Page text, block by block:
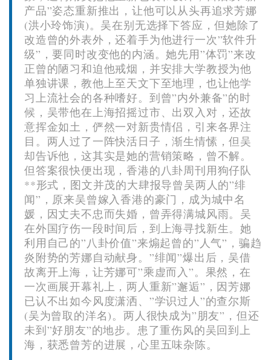
产品”姿态重新推出，让他可以从头再追求芳娜
(洪小玲饰演)。吴在别无选择下答应，但她除了
改造曾的外表外，还着手为他进行一次”软件升
级”，要同时改变他的内涵。她先用”体罚”来改
正曾的陋习和迫他戒烟，并安排大学教授为他
单独讲课，教他上至天文下至地理，也让他学
习上流社会的各种嗜好。到曾”内外兼备”的时
候，吴带他在上海招摇过市、出双入对，还故
意挥金如土，俨然一对新贵情侣，引来各界注
目。两人过了一阵快活日子，渐生情愫，但吴
却告诉他，这其实是她的营销策略，曾不解。
但答案很快便出现，香港的八卦周刊用狗仔队
**形式，图文并茂的大肆报导曾吴两人的”绯
闻”，原来吴曾嫁入香港的豪门，成为城中名
媛，因丈夫不忠而失婚，曾弄得满城风雨。吴
在外国疗伤一段时间后，到上海寻找新生。她
利用自己的”八卦价值”来煽起曾的”人气”，骗趋
炎附势的芳娜自动献身。”绯闻”爆出后，吴借
故离开上海，让芳娜可”乘虚而入”。果然，在
一次画展开幕礼上，两人重新”邂逅”，因芳娜
已认不出如今风度潇洒、”学识过人”的查尔斯
(吴为曾取的洋名)。两人很快成为”朋友”，但还
未到”好朋友”的地步。患了重伤风的吴回到上
海，获悉曾芳的进展，心里五味杂陈。